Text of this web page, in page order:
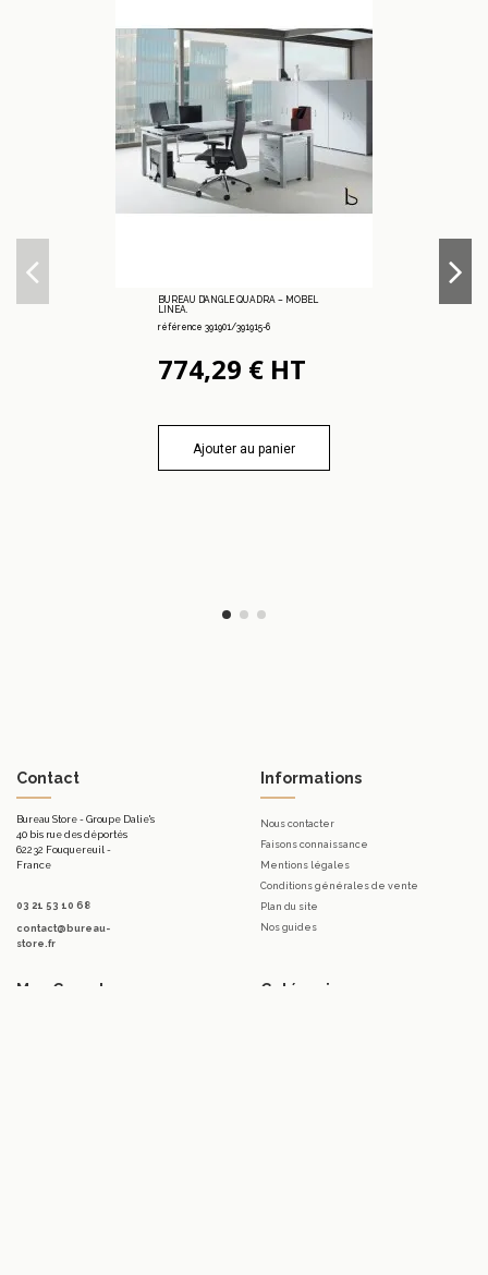
BUREAU D’ANGLE QUADRA – MOBEL
LINEA.
référence 391901/391915-6
774,29 € HT
Ajouter au panier
Contact
Bureau Store - Groupe Dalie's
40 bis rue des déportés
62232 Fouquereuil -
France
03 21 53 10 68
contact@bureau-
store.fr
Informations
Nous contacter
Faisons connaissance
Mentions légales
Conditions générales de vente
Plan du site
Nos guides
Mon Compte Catégories